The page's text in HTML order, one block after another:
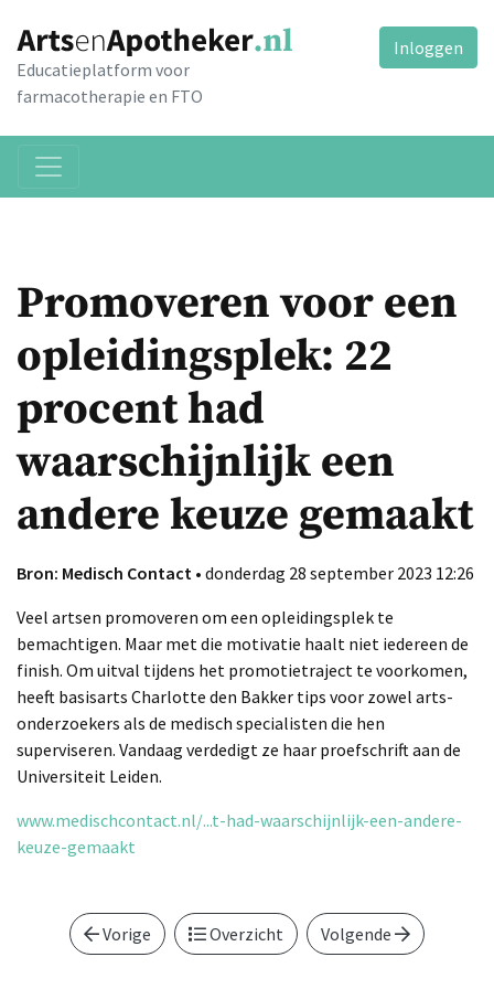
Educatieplatform voor
farmacotherapie en FTO
Inloggen
Promoveren voor een
opleidingsplek: 22
procent had
waarschijnlijk een
andere keuze gemaakt
Bron: Medisch Contact • donderdag 28 september 2023 12:26
Veel artsen promoveren om een opleidingsplek te
bemachtigen. Maar met die motivatie haalt niet iedereen de
finish. Om uitval tijdens het promotietraject te voorkomen,
heeft basisarts Charlotte den Bakker tips voor zowel arts-
onderzoekers als de medisch specialisten die hen
superviseren. Vandaag verdedigt ze haar proefschrift aan de
Universiteit Leiden.
www.medischcontact.nl/...t-had-waarschijnlijk-een-andere-
keuze-gemaakt
Vorige Overzicht Volgende